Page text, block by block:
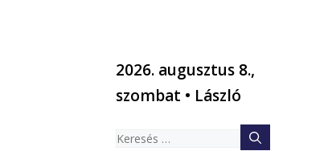
2026. augusztus 8.,
szombat • László
Keresés: